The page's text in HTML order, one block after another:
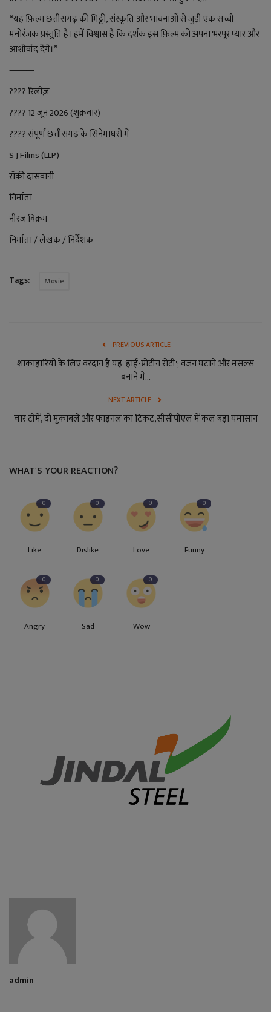
“यह फ़िल्म छत्तीसगढ़ की मिट्टी, संस्कृति और भावनाओं से जुड़ी एक सच्ची
मनोरंजक प्रस्तुति है। हमें विश्वास है कि दर्शक इस फ़िल्म को अपना भरपूर प्यार और
आशीर्वाद देंगे।”
⸻
???? रिलीज़
????️ 12 जून 2026 (शुक्रवार)
???? संपूर्ण छत्तीसगढ़ के सिनेमाघरों में
S J Films (LLP)
रॉकी दासवानी
निर्माता
नीरज विक्रम
निर्माता / लेखक / निर्देशक
Tags: Movie
PREVIOUS ARTICLE
शाकाहारियों के लिए वरदान है यह 'हाई-प्रोटीन रोटी'; वजन घटाने और मसल्स
बनाने में...
NEXT ARTICLE
चार टीमें, दो मुकाबले और फाइनल का टिकट,सीसीपीएल में कल बड़ा घमासान
WHAT'S YOUR REACTION?
0
Like
0
Dislike
0
Love
0
Funny
0
Angry
0
Sad
0
Wow
admin